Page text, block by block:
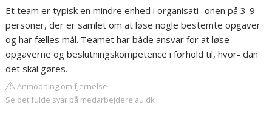
Et team er typisk en mindre enhed i organisati- onen på 3-9
personer, der er samlet om at løse nogle bestemte opgaver
og har fælles mål. Teamet har både ansvar for at løse
opgaverne og beslutningskompetence i forhold til, hvor- dan
det skal gøres.
Anmodning om fjernelse
Se det fulde svar på medarbejdere.au.dk